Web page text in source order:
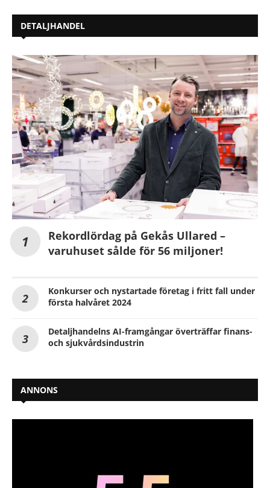
DETALJHANDEL
Rekordlördag på Gekås Ullared –
varuhuset sålde för 56 miljoner!
Konkurser och nystartade företag i fritt fall under
första halvåret 2024
Detaljhandelns AI-framgångar överträffar finans-
och sjukvårdsindustrin
ANNONS